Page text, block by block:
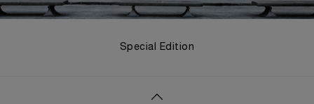
Special Edition